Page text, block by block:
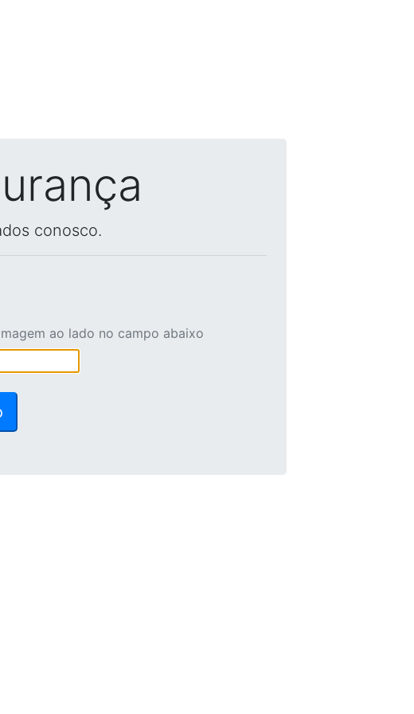
conosco.
ao lado no campo abaixo